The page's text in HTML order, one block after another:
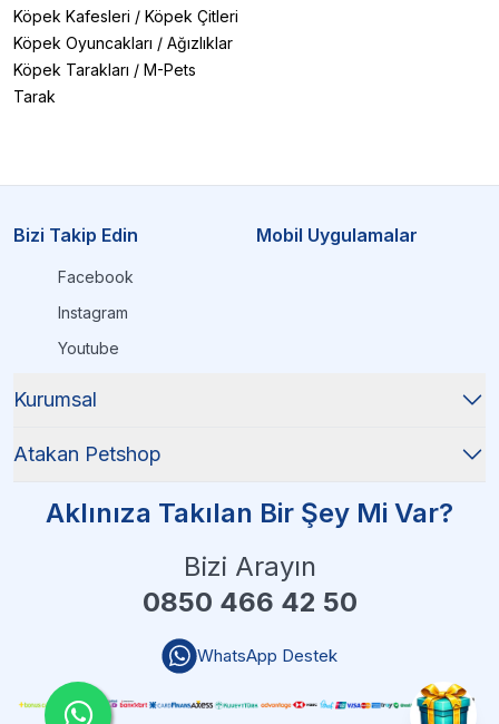
Köpek Kafesleri / Köpek Çitleri
Köpek Oyuncakları / Ağızlıklar
Köpek Tarakları / M-Pets
Tarak
Bizi Takip Edin
Facebook
Instagram
Youtube
Mobil Uygulamalar
Kurumsal
Atakan Petshop
Aklınıza Takılan Bir Şey Mi Var?
Bizi Arayın
0850 466 42 50
WhatsApp Destek